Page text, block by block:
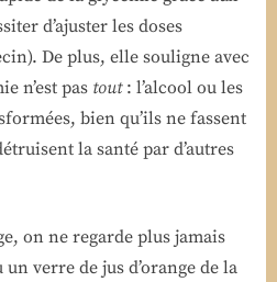
d’ajuster les doses
De plus, elle souligne avec
n’est pas tout: l’alcool ou les
bien qu’ils ne fassent
la santé par d’autres
on ne regarde plus jamais
verre de jus d’orange de la